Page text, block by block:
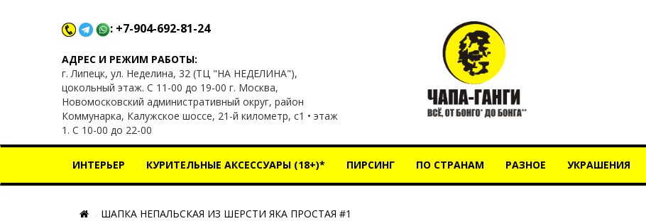
: +7-904-692-81-24
АДРЕС И РЕЖИМ РАБОТЫ:
г. Липецк, ул. Неделина, 32 (ТЦ "НА НЕДЕЛИНА"),
цокольный этаж. С 11-00 до 19-00 г. Москва,
Новомосковский административный округ, район
Коммунарка, Калужское шоссе, 21-й километр, с1 • этаж
1. С 10-00 до 22-00
ИНТЕРЬЕР КУРИТЕЛЬНЫЕ АКСЕССУАРЫ (18+)* ПИРСИНГ ПО СТРАНАМ РАЗНОЕ УКРАШЕНИЯ
ШАПКА НЕПАЛЬСКАЯ ИЗ ШЕРСТИ ЯКА ПРОСТАЯ #1